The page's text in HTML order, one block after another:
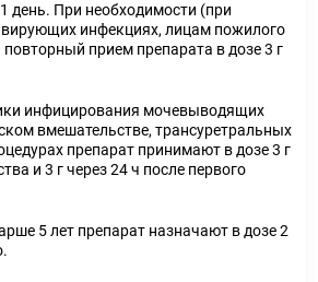
день. При необходимости (при
инфекциях, лицам пожилого
прием препарата в дозе 3 г
инфицирования мочевыводящих
вмешательстве, трансуретральных
препарат принимают в дозе 3 г
и 3 г через 24 ч после первого
5 лет препарат назначают в дозе 2